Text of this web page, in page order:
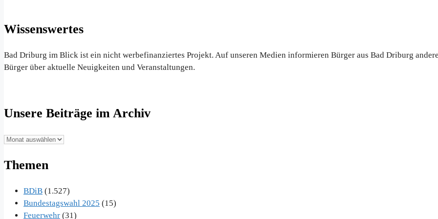
Wissenswertes
Bad Driburg im Blick ist ein nicht werbefinanziertes Projekt. Auf unseren Medien informieren Bürger aus Bad Driburg
Bürger über aktuelle Neuigkeiten und Veranstaltungen.
Unsere Beiträge im Archiv
Unsere
im
Themen
BDiB (1.527)
Bundestagswahl 2025 (15)
Feuerwehr (31)